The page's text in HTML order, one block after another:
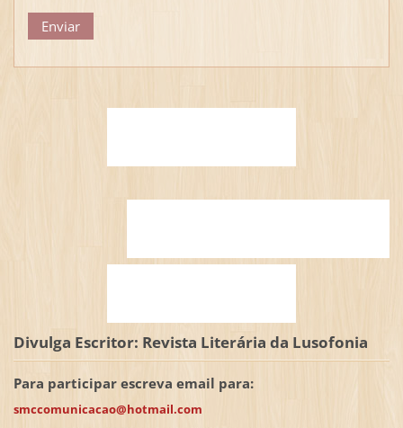
Divulga Escritor: Revista Literária da Lusofonia
Para participar escreva email para:
smccomunicacao@hotmail.com